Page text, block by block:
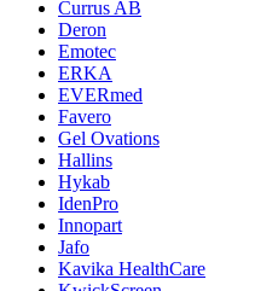
Currus AB
Deron
Emotec
ERKA
EVERmed
Favero
Gel Ovations
Hallins
Hykab
IdenPro
Innopart
Jafo
Kavika HealthCare